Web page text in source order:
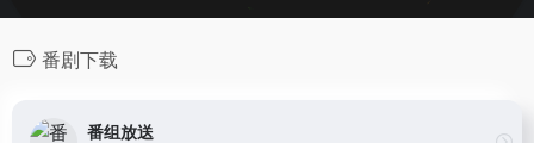
番剧下载
番组放送